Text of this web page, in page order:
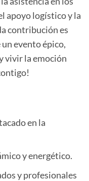
apoyo logístico y la
contribución es
evento épico,
vivir la emoción
en la
y energético.
y profesionales